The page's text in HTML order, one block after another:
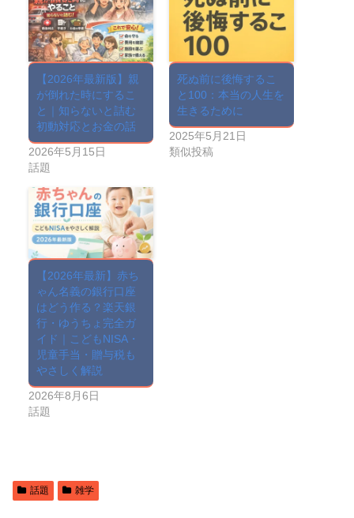
【2026年最新版】親
が倒れた時にするこ
と｜知らないと詰む
初動対応とお金の話
2026年5月15日
話題
死ぬ前に後悔するこ
と100：本当の人生を
生きるために
2025年5月21日
類似投稿
【2026年最新】赤ち
ゃん名義の銀行口座
はどう作る？楽天銀
行・ゆうちょ完全ガ
イド｜こどもNISA・
児童手当・贈与税も
やさしく解説
2026年8月6日
話題
話題 雑学